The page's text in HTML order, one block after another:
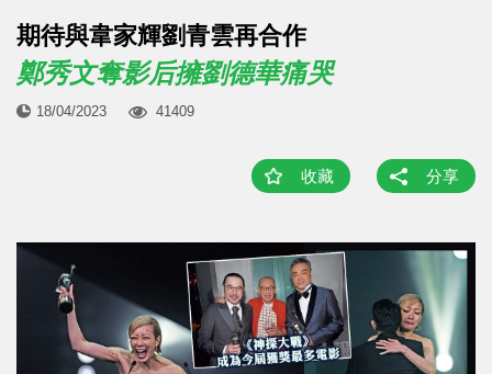
期待與韋家輝劉青雲再合作
鄭秀文奪影后擁劉德華痛哭
18/04/2023 41409
收藏 分享